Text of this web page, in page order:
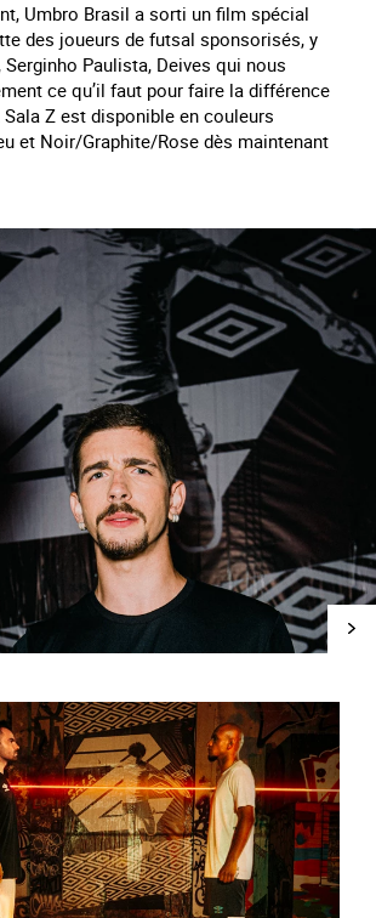
Umbro Brasil a sorti un film spécial
des joueurs de futsal sponsorisés, y
Paulista, Deives qui nous
ce qu’il faut pour faire la différence
Z est disponible en couleurs
et Noir/Graphite/Rose dès maintenant